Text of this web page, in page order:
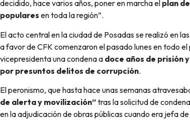
decidido, hace varios años, poner en marcha el plan
populares en toda la región”.
El acto central en la ciudad de Posadas se realizó en
a favor de CFK comenzaron el pasado lunes en todo
vicepresidenta una condena a doce años de prisión
por presuntos delitos de corrupción.
El peronismo, que hasta hace unas semanas
de alerta y movilización”tras la solicitud de
en la adjudicación de obras públicas cuando era jefa